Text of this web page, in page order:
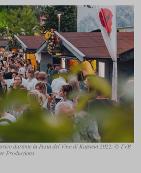
durante la Festa del Vino di Kufstein 2022. © TVB
Productions